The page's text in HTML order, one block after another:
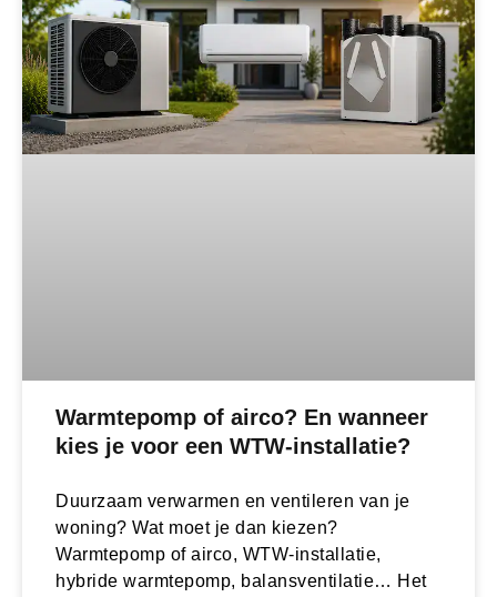
Warmtepomp of airco? En wanneer
kies je voor een WTW-installatie?
Duurzaam verwarmen en ventileren van je
woning? Wat moet je dan kiezen?
Warmtepomp of airco, WTW-installatie,
hybride warmtepomp, balansventilatie… Het